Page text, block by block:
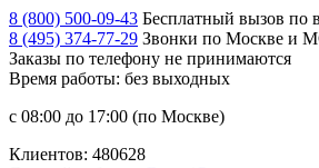
8 (800) 500-09-43 Бесплатный вызов по
8 (495) 374-77-29 Звонки по Москве и
Заказы по телефону не принимаются
Время работы: без выходных
с 08:00 до 17:00 (по Москве)
Клиентов: 480628